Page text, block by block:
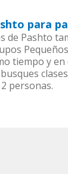
para
de Pashto
tiempo y
personas.